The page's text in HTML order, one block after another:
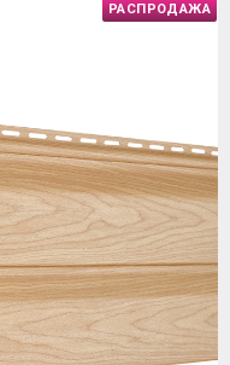
РАСПРОДАЖА